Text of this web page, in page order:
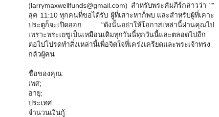
(larrymaxwellfunds@gmail.com) สำหรับพระคัมภีร์กล่าวว่า ""
ลุค 11:10 ทุกคนที่ขอได้รับ ผู้ที่เสาะหาก็พบ และสำหรับผู้ที่เคาะ
ประตูก็จะเปิดออก "ดังนั้นอย่าให้โอกาสเหล่านี้ผ่านคุณไป
เพราะพระเยซูเป็นเหมือนเดิมทุกวันนี้ทุกวันนี้และตลอดไปอีก
ต่อไปโปรดทำสิ่งเหล่านี้เพื่อจิตใจที่เคร่งเครียดและพระเจ้าทรง
กลัวผู้คน
ชื่อของคุณ:
เพศ;
อายุ;
ประเทศ
จำนวนเงินกู้: